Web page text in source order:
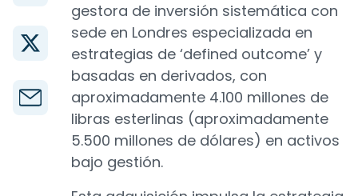
gestora de inversión sistemática con
sede en Londres especializada en
estrategias de ‘defined outcome’ y
basadas en derivados, con
aproximadamente 4.100 millones de
libras esterlinas (aproximadamente
5.500 millones de dólares) en activos
bajo gestión.